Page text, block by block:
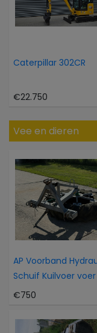
Caterpillar 302CR
€22.750
Vee en dieren
AP Voorband
Schuif Kuilvoer
€750